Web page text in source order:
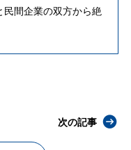
民間企業の双方から絶
次の記事